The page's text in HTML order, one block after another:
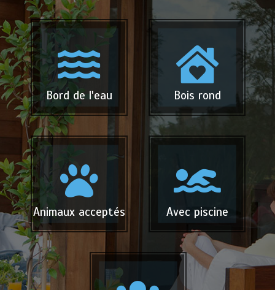
Bord de l'eau Bois rond
Animaux acceptés Avec piscine